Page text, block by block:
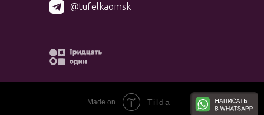
@tufelkaomsk
Made on Tilda